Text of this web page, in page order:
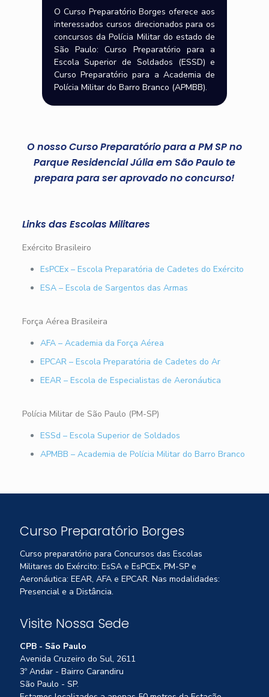
O Curso Preparatório Borges oferece aos
interessados cursos direcionados para os
concursos da Polícia Militar do estado de
São Paulo: Curso Preparatório para a
Escola Superior de Soldados (ESSD) e
Curso Preparatório para a Academia de
Polícia Militar do Barro Branco (APMBB).
O nosso Curso Preparatório para a PM SP no
Parque Residencial Júlia em São Paulo te
prepara para ser aprovado no concurso!
Links das Escolas Militares
Exército Brasileiro
EsPCEx – Escola Preparatória de Cadetes do Exército
ESA – Escola de Sargentos das Armas
Força Aérea Brasileira
AFA – Academia da Força Aérea
EPCAR – Escola Preparatória de Cadetes do Ar
EEAR – Escola de Especialistas de Aeronáutica
Polícia Militar de São Paulo (PM-SP)
ESSd – Escola Superior de Soldados
APMBB – Academia de Polícia Militar do Barro Branco
Curso Preparatório Borges
Curso preparatório para Concursos das Escolas
Militares do Exército: EsSA e EsPCEx, PM-SP e
Aeronáutica: EEAR, AFA e EPCAR. Nas modalidades:
Presencial e a Distância.
Visite Nossa Sede
CPB - São Paulo
Avenida Cruzeiro do Sul, 2611
3º Andar - Bairro Carandiru
São Paulo - SP.